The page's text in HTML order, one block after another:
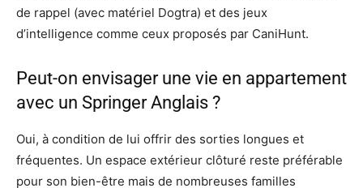
de rappel (avec matériel Dogtra) et des jeux
d’intelligence comme ceux proposés par CaniHunt.
Peut-on envisager une vie en appartement
avec un Springer Anglais ?
Oui, à condition de lui offrir des sorties longues et
fréquentes. Un espace extérieur clôturé reste préférable
pour son bien-être mais de nombreuses familles